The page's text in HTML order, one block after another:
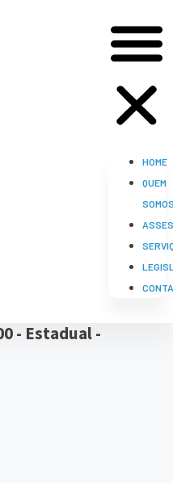
HOME
QUEM
- Estadual -